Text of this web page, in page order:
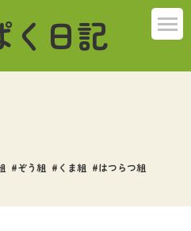
く日記
ぞう組 くま組 はつらつ組